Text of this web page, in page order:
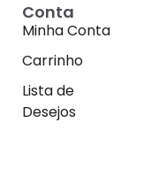
Conta
Minha Conta
Carrinho
Lista de
Desejos